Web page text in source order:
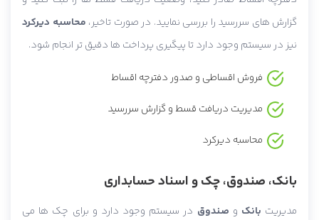
گزارش های سررسید را بررسی نمایید. در صورت تاخیر، محاسبه دیرکرد
نیز در سیستم وجود دارد تا پیگیری پرداخت ها دقیق تر انجام شود.
فروش اقساطی و صدور دفترچه اقساط
مدیریت دریافت قسط و گزارش سررسید
محاسبه دیرکرد
بانک، صندوق، چک و اسناد حسابداری
مدیریت بانک و صندوق در سیستم وجود دارد و برای چک ها می